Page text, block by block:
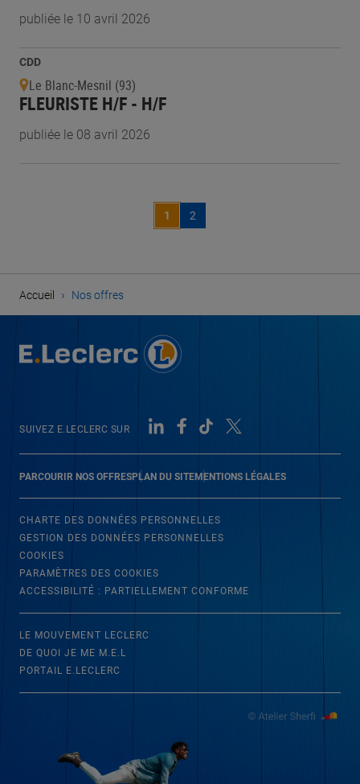
publiée le 10 avril 2026
CDD
Le Blanc-Mesnil (93)
FLEURISTE H/F - H/F
publiée le 08 avril 2026
1 2
Accueil › Nos offres
PARCOURIR NOS OFFRESPLAN DU SITEMENTIONS LÉGALES
SUIVEZ E.LECLERC SUR
CHARTE DES DONNÉES PERSONNELLES
GESTION DES DONNÉES PERSONNELLES
COOKIES
PARAMÈTRES DES COOKIES
ACCESSIBILITÉ : PARTIELLEMENT CONFORME
LE MOUVEMENT LECLERC
DE QUOI JE ME M.E.L
PORTAIL E.LECLERC